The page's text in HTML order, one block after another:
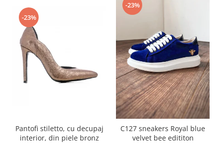
-23%
Pantofi stiletto, cu decupaj
interior, din piele bronz
-23%
C127 sneakers Royal blue
velvet bee edititon